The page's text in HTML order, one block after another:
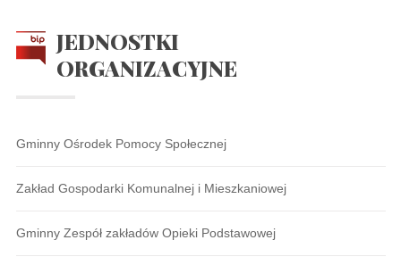
JEDNOSTKI
ORGANIZACYJNE
Gminny Ośrodek Pomocy Społecznej
Zakład Gospodarki Komunalnej i Mieszkaniowej
Gminny Zespół zakładów Opieki Podstawowej